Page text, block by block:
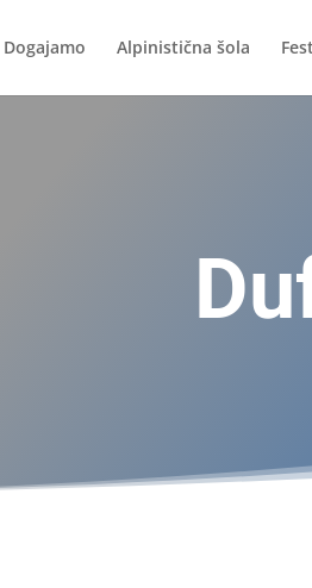
Dogajamo Alpinistična šola